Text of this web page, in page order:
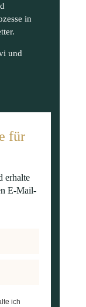
in
und
für
erhalte
E-Mail-
ich